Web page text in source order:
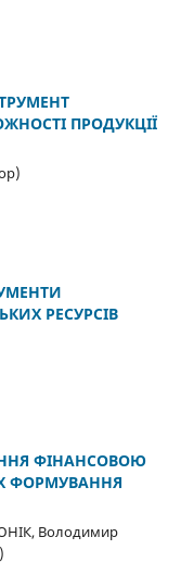
ПРОДУКЦІЇ
РЕСУРСІВ
ФІНАНСОВОЮ
ФОРМУВАННЯ
Володимир